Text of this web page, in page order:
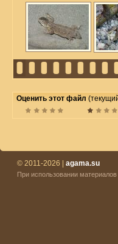
Оценить этот файл
© 2011-2026 | agama.su
При использовании